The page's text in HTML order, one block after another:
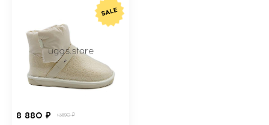
8 880 ₽ 13690 ₽